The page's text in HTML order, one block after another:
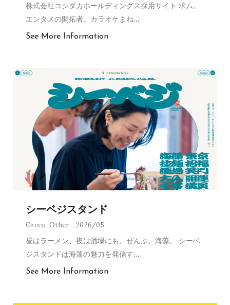
株式会社コシダカホールディングス採用サイト 求ム。
エンタメの開拓者。カラオケまね…
See More Information
シーベジスタンド
Green,Other 2026/05
昼はラーメン、夜は酒場にも。ぜんぶ、海藻。 シーベ
ジスタンドは海藻の魅力を発信す…
See More Information